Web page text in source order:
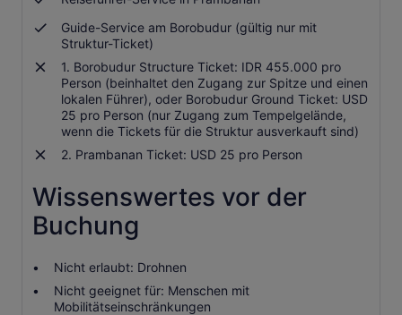
Guide-Service am Borobudur (gültig nur mit
Struktur-Ticket)
1. Borobudur Structure Ticket: IDR 455.000 pro
Person (beinhaltet den Zugang zur Spitze und einen
lokalen Führer), oder Borobudur Ground Ticket: USD
25 pro Person (nur Zugang zum Tempelgelände,
wenn die Tickets für die Struktur ausverkauft sind)
2. Prambanan Ticket: USD 25 pro Person
Wissenswertes vor der
Buchung
Nicht erlaubt: Drohnen
Nicht geeignet für: Menschen mit
Mobilitätseinschränkungen